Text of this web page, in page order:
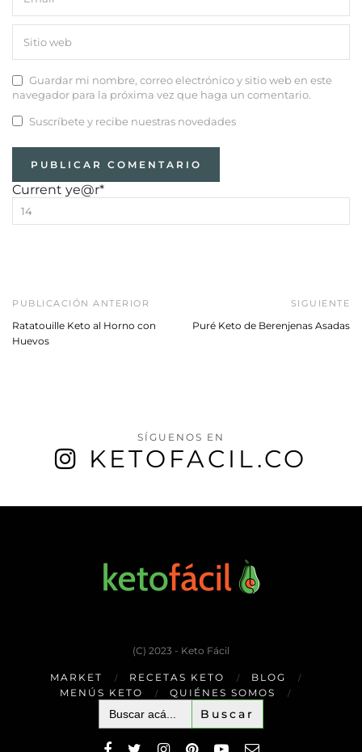
Guardar mi nombre, correo electrónico y sitio web en este
navegador para la próxima vez que haga un comentario.
Suscríbete y recibe nuestras novedades
Current ye@r*
PUBLICACIÓN ANTERIOR
Ratatouille Keto al Horno con
Huevos
SIGUIENTE
Puré Keto de Berenjenas Asadas
SÍGUENOS EN
KETOFACIL.CO
(C) 2023 - Keto Fácil
MARKET RECETAS KETO
BLOG
MENÚS KETO
QUIÉNES SOMOS
Buscar: